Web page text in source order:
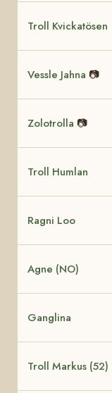
Troll Kvickatösen
Vessle Jahna 📷
Zolotrolla 📷
Troll Humlan
Ragni Loo
Agne (NO)
Ganglina
Troll Markus (52)